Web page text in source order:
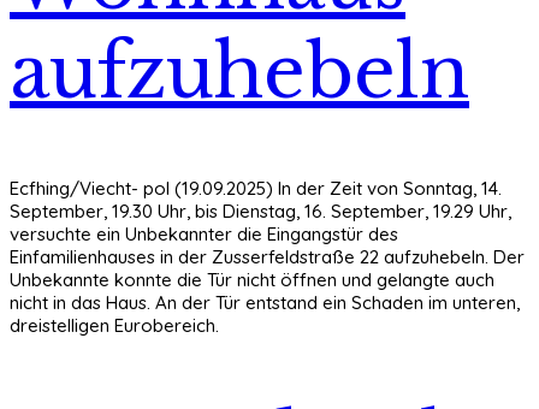
aufzuhebeln
Ecfhing/Viecht- pol (19.09.2025) In der Zeit von Sonntag, 14.
September, 19.30 Uhr, bis Dienstag, 16. September, 19.29 Uhr,
versuchte ein Unbekannter die Eingangstür des
Einfamilienhauses in der Zusserfeldstraße 22 aufzuhebeln. Der
Unbekannte konnte die Tür nicht öffnen und gelangte auch
nicht in das Haus. An der Tür entstand ein Schaden im unteren,
dreistelligen Eurobereich.